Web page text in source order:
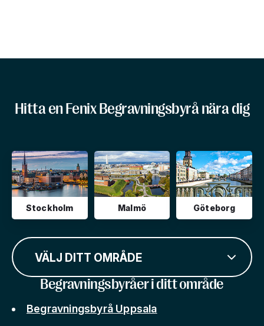
Hitta en Fenix Begravningsbyrå nära dig
Stockholm Malmö Göteborg
VÄLJ DITT OMRÅDE
Begravningsbyråer i ditt område
Begravningsbyrå Uppsala